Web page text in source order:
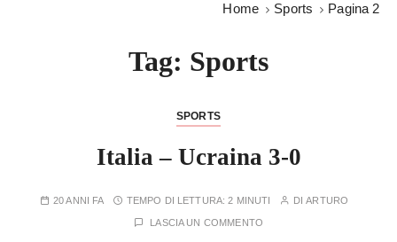
Home Sports Pagina 2
Tag: Sports
SPORTS
Italia – Ucraina 3-0
20 ANNI FA TEMPO DI LETTURA:2 MINUTI DIARTURO
LASCIA UN COMMENTO